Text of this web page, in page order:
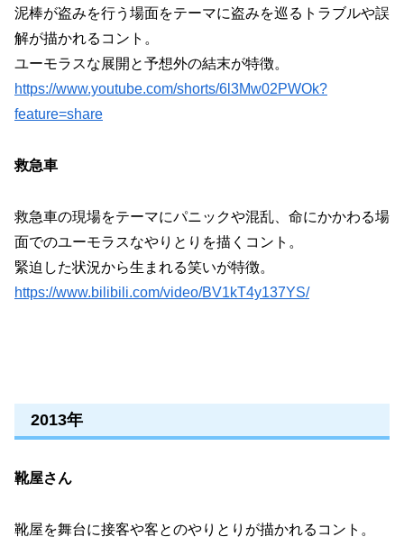
泥棒が盗みを行う場面をテーマに盗みを巡るトラブルや誤
解が描かれるコント。
ユーモラスな展開と予想外の結末が特徴。
https://www.youtube.com/shorts/6l3Mw02PWOk?
feature=share
救急車
救急車の現場をテーマにパニックや混乱、命にかかわる場
面でのユーモラスなやりとりを描くコント。
緊迫した状況から生まれる笑いが特徴。
https://www.bilibili.com/video/BV1kT4y137YS/
2013年
靴屋さん
靴屋を舞台に接客や客とのやりとりが描かれるコント。